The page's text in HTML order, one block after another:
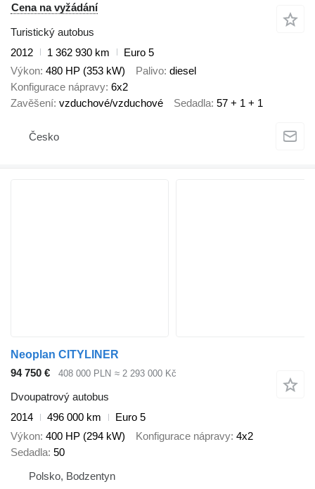
Cena na vyžádání
Turistický autobus
2012
1 362 930 km
Euro 5
Výkon 480 HP (353 kW) Palivo diesel
Konfigurace nápravy 6x2
Zavěšení vzduchové/vzduchové Sedadla 57 + 1 + 1
Česko
Neoplan CITYLINER
94 750 €
408 000 PLN ≈ 2 293 000 Kč
Dvoupatrový autobus
2014
496 000 km
Euro 5
Výkon 400 HP (294 kW) Konfigurace nápravy 4x2
Sedadla 50
Polsko, Bodzentyn